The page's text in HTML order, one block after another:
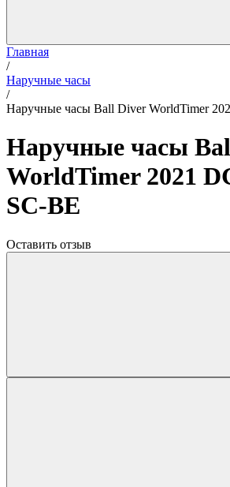
Главная
/
Наручные часы
/
Наручные часы Ball Diver WorldTimer
Наручные часы
WorldTimer 2021
SC-BE
Оставить отзыв